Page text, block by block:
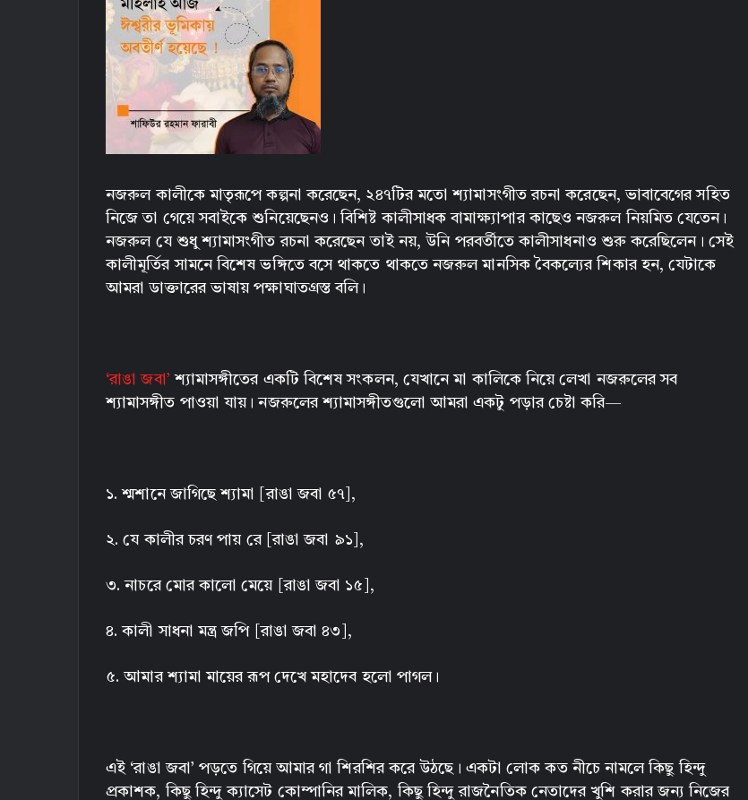
নজরুল কালীকে মাতৃরূপে কল্পনা করেছেন, ২৪৭টির মতো শ্যামাসংগীত রচনা করেছেন, ভাবাবেগের সহিত
নিজে তা গেয়ে সবাইকে শুনিয়েছেনও। বিশিষ্ট কালীসাধক বামাক্ষ্যাপার কাছেও নজরুল নিয়মিত যেতেন।
নজরুল যে শুধু শ্যামাসংগীত রচনা করেছেন তাই নয়, উনি পরবর্তীতে কালীসাধনাও শুরু করেছিলেন। সেই
কালীমূর্তির সামনে বিশেষ ভঙ্গিতে বসে থাকতে থাকতে নজরুল মানসিক বৈকল্যের শিকার হন, যেটাকে
আমরা ডাক্তারের ভাষায় পক্ষাঘাতগ্রস্ত বলি।
‘রাঙা জবা’ শ্যামাসঙ্গীতের একটি বিশেষ সংকলন, যেখানে মা কালিকে নিয়ে লেখা নজরুলের সব
শ্যামাসঙ্গীত পাওয়া যায়। নজরুলের শ্যামাসঙ্গীতগুলো আমরা একটু পড়ার চেষ্টা করি—
১. শ্মশানে জাগিছে শ্যামা [রাঙা জবা ৫৭],
২. যে কালীর চরণ পায় রে [রাঙা জবা ৯১],
৩. নাচরে মোর কালো মেয়ে [রাঙা জবা ১৫],
৪. কালী সাধনা মন্ত্র জপি [রাঙা জবা ৪৩],
৫. আমার শ্যামা মায়ের রূপ দেখে মহাদেব হলো পাগল।
এই ‘রাঙা জবা’ পড়তে গিয়ে আমার গা শিরশির করে উঠছে। একটা লোক কত নীচে নামলে কিছু হিন্দু
প্রকাশক, কিছু হিন্দু ক্যাসেট কোম্পানির মালিক, কিছু হিন্দু রাজনৈতিক নেতাদের খুশি করার জন্য নিজের